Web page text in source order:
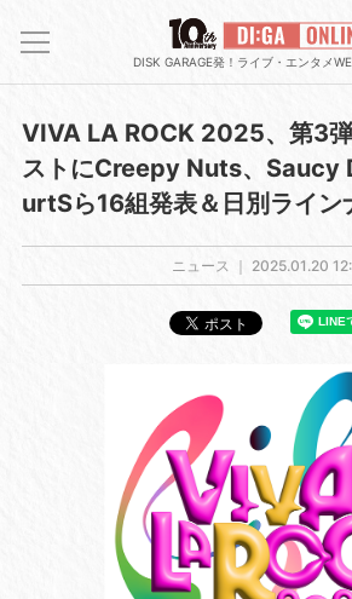
DISK GARAGE発！ライブ・エンタメ
VIVA LA ROCK 2025、第3
ストにCreepy Nuts、Saucy
urtSら16組発表＆⽇別ライン
ニュース ｜ 2025.01.20